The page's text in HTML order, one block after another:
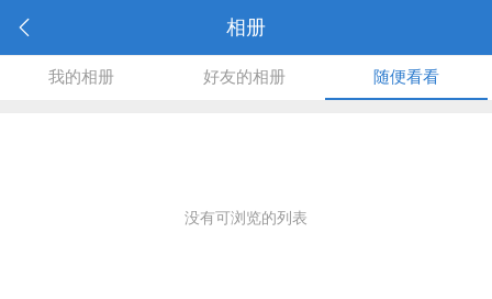
相册
我的相册 好友的相册 随便看看
没有可浏览的列表